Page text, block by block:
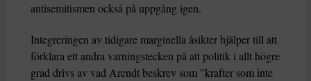
antisemitismen också på uppgång igen.
Integreringen av tidigare marginella åsikter hjälper till att
förklara ett andra varningstecken på att politik i allt högre
grad drivs av vad Arendt beskrev som ”krafter som inte